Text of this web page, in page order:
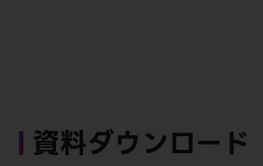
資料ダウンロード